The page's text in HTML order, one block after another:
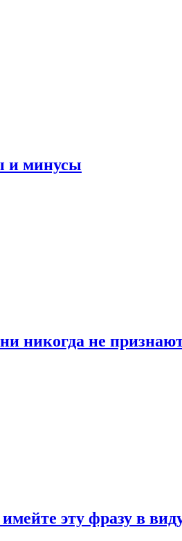
и минусы
никогда не
эту фразу в